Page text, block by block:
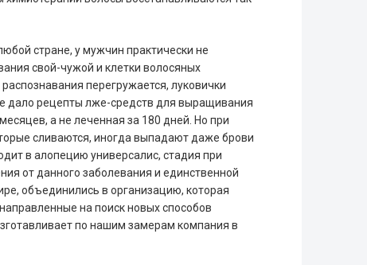
стране, у мужчин практически не
свой-чужой и клетки волосяных
перегружается, луковички
дало рецепты лже-средств для выращивания
а не леченная за 180 дней. Но при
сливаются, иногда выпадают даже брови
в алопецию универсалис, стадия при
от данного заболевания и единственной
объединились в организацию, которая
на поиск новых способов
по нашим замерам компания в